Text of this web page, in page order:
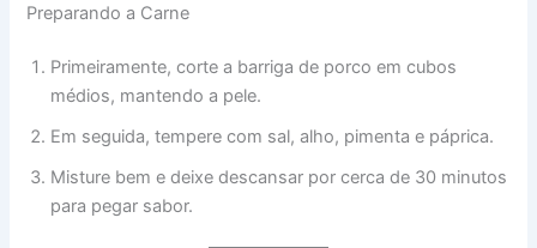
Preparando a Carne
Primeiramente, corte a barriga de porco em cubos
médios, mantendo a pele.
Em seguida, tempere com sal, alho, pimenta e páprica.
Misture bem e deixe descansar por cerca de 30 minutos
para pegar sabor.